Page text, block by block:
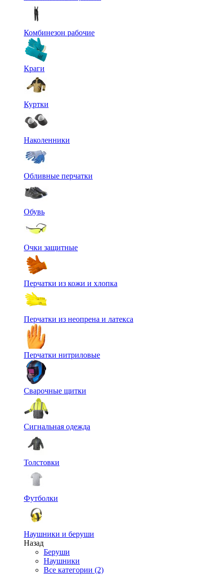
Комбинезон рабочие
Краги
Куртки
Наколенники
Обливные перчатки
Обувь
Очки защитные
Перчатки из кожи и хлопка
Перчатки из неопрена и латекса
Перчатки нитриловые
Сварочные щитки
Сигнальная одежда
Толстовки
Футболки
Наушники и беруши
Назад
Беруши
Наушники
Все категории (2)